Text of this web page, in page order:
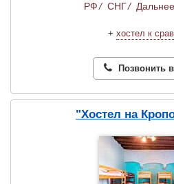
РФ/ СНГ/
+ хостел к
Позвонить
"Хостел на